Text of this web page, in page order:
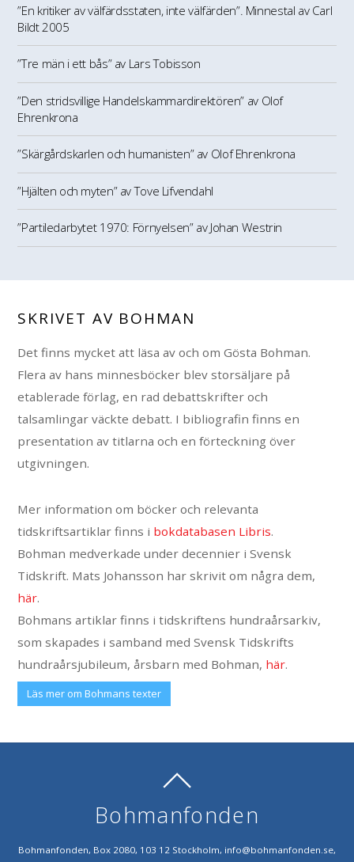
”En kritiker av välfärdsstaten, inte välfärden”. Minnestal av Carl
Bildt 2005
”Tre män i ett bås” av Lars Tobisson
”Den stridsvillige Handelskammardirektören” av Olof
Ehrenkrona
”Skärgårdskarlen och humanisten” av Olof Ehrenkrona
”Hjälten och myten” av Tove Lifvendahl
”Partiledarbytet 1970: Förnyelsen” av Johan Westrin
SKRIVET AV BOHMAN
Det finns mycket att läsa av och om Gösta Bohman.
Flera av hans minnesböcker blev storsäljare på
etablerade förlag, en rad debattskrifter och
talsamlingar väckte debatt. I bibliografin finns en
presentation av titlarna och en förteckning över
utgivningen.
Mer information om böcker och relevanta
tidskriftsartiklar finns i bokdatabasen Libris.
Bohman medverkade under decennier i Svensk
Tidskrift. Mats Johansson har skrivit om några dem,
här.
Bohmans artiklar finns i tidskriftens hundraårsarkiv,
som skapades i samband med Svensk Tidskrifts
hundraårsjubileum, årsbarn med Bohman, här.
Läs mer om Bohmans texter
Bohmanfonden
Bohmanfonden, Box 2080, 103 12 Stockholm, info@bohmanfonden.se,